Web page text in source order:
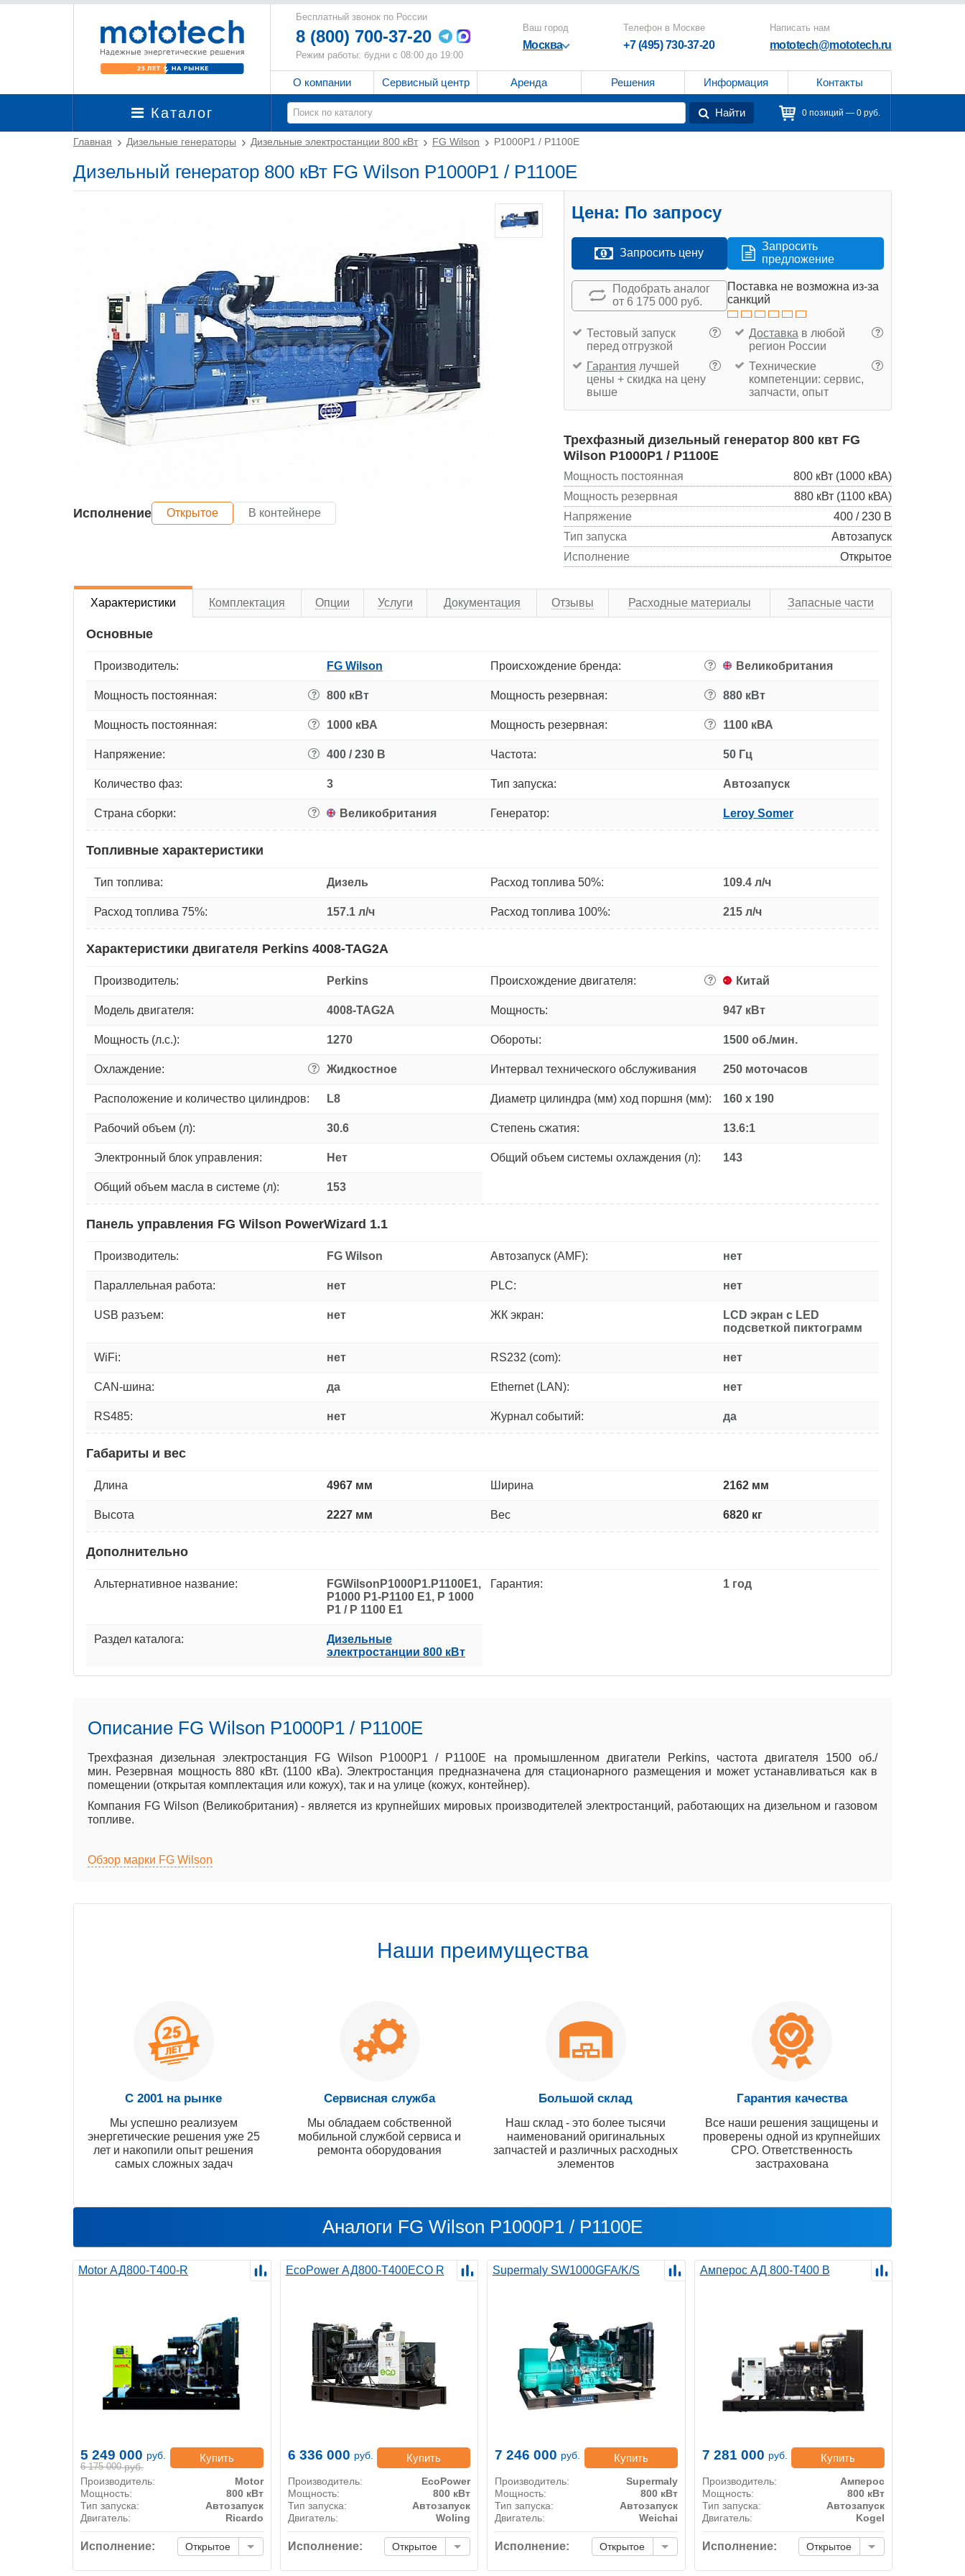
Бесплатный звонок по России
8 (800) 700-37-20
Режим работы: будни с 08:00 до 19:00
Ваш город
Москва
Телефон в Москве
+7 (495) 730-37-20
Написать нам
mototech@mototech.ru
О компании Сервисный центр Аренда Решения Информация Контакты
Каталог Найти 0 позиций — 0 руб.
Главная Дизельные генераторы Дизельные электростанции 800 кВт FG Wilson P1000P1 / P1100E
Дизельный генератор 800 кВт FG Wilson P1000P1 / P1100E
Исполнение Открытое В контейнере
Цена: По запросу
Запросить цену
Запросить
предложение
Подобрать аналог
от 6 175 000 руб.
Поставка не возможна из-за
санкций
?
Тестовый запуск
перед отгрузкой
?
Доставка в любой
регион России
?
Гарантия лучшей
цены + скидка на цену
выше
?
Технические
компетенции: сервис,
запчасти, опыт
Трехфазный дизельный генератор 800 квт FG
Wilson P1000P1 / P1100E
Мощность постоянная
800 кВт (1000 кВА)
Мощность резервная
880 кВт (1100 кВА)
Напряжение
400 / 230 В
Тип запуска
Автозапуск
Исполнение
Открытое
Характеристики Комплектация Опции Услуги Документация Отзывы Расходные материалы Запасные части
Основные
Производитель: FG Wilson Происхождение бренда: ? Великобритания
Мощность постоянная: ? 800 кВт Мощность резервная: ? 880 кВт
Мощность постоянная: ? 1000 кВА Мощность резервная: ? 1100 кВА
Напряжение: ? 400 / 230 В Частота: 50 Гц
Количество фаз: 3 Тип запуска: Автозапуск
Страна сборки: ? Великобритания Генератор: Leroy Somer
Топливные характеристики
Тип топлива: Дизель Расход топлива 50%: 109.4 л/ч
Расход топлива 75%: 157.1 л/ч Расход топлива 100%: 215 л/ч
Характеристики двигателя Perkins 4008-TAG2A
Производитель: Perkins Происхождение двигателя: ? Китай
Модель двигателя: 4008-TAG2A Мощность: 947 кВт
Мощность (л.с.): 1270 Обороты: 1500 об./мин.
Охлаждение: ? Жидкостное Интервал технического обслуживания 250 моточасов
Расположение и количество цилиндров: L8 Диаметр цилиндра (мм) ход поршня (мм): 160 х 190
Рабочий объем (л): 30.6 Степень сжатия: 13.6:1
Электронный блок управления: Нет Общий объем системы охлаждения (л): 143
Общий объем масла в системе (л): 153
Панель управления FG Wilson PowerWizard 1.1
Производитель: FG Wilson Автозапуск (AMF): нет
Параллельная работа: нет PLC: нет
USB разъем: нет ЖК экран:
LCD экран с LED
подсветкой пиктограмм
WiFi: нет RS232 (com): нет
CAN-шина: да Ethernet (LAN): нет
RS485: нет Журнал событий: да
Габариты и вес
Длина 4967 мм Ширина 2162 мм
Высота 2227 мм Вес 6820 кг
Дополнительно
Альтернативное название:
FGWilsonP1000P1.P1100E1,
P1000 P1-P1100 E1, P 1000
P1 / P 1100 E1
Гарантия: 1 год
Раздел каталога:
Дизельные
электростанции 800 кВт
Описание FG Wilson P1000P1 / P1100E
Трехфазная дизельная электростанция FG Wilson P1000P1 / P1100E на промышленном двигатели Perkins, частота двигателя 1500 об./
мин. Резервная мощность 880 кВт. (1100 кВа). Электростанция предназначена для стационарного размещения и может устанавливаться как в
помещении (открытая комплектация или кожух), так и на улице (кожух, контейнер).
Компания FG Wilson (Великобритания) - является из крупнейших мировых производителей электростанций, работающих на дизельном и газовом
топливе.
Обзор марки FG Wilson
Наши преимущества
С 2001 на рынке
Мы успешно реализуем
энергетические решения уже 25
лет и накопили опыт решения
самых сложных задач
Сервисная служба
Мы обладаем собственной
мобильной службой сервиса и
ремонта оборудования
Большой склад
Наш склад - это более тысячи
наименований оригинальных
запчастей и различных расходных
элементов
Гарантия качества
Все наши решения защищены и
проверены одной из крупнейших
СРО. Ответственность
застрахована
Аналоги FG Wilson P1000P1 / P1100E
Motor АД800-Т400-R
6 175 000 руб.
5 249 000 руб. Купить
Производитель:
Motor
Мощность:
800 кВт
Тип запуска:
Автозапуск
Двигатель:
Ricardo
Исполнение: Открытое
EcoPower АД800-T400ECO R
6 336 000 руб. Купить
Производитель:
EcoPower
Мощность:
800 кВт
Тип запуска:
Автозапуск
Двигатель:
Woling
Исполнение: Открытое
Supermaly SW1000GFA/K/S
7 246 000 руб. Купить
Производитель:
Supermaly
Мощность:
800 кВт
Тип запуска:
Автозапуск
Двигатель:
Weichai
Исполнение: Открытое
Амперос АД 800-Т400 B
7 281 000 руб. Купить
Производитель:
Амперос
Мощность:
800 кВт
Тип запуска:
Автозапуск
Двигатель:
Kogel
Исполнение: Открытое